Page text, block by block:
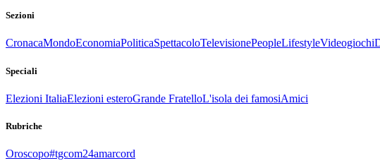
Sezioni
CronacaMondoEconomiaPoliticaSpettacoloTelevisionePeopleLifestyleVideogiochi
Speciali
Elezioni ItaliaElezioni esteroGrande FratelloL'isola dei famosiAmici
Rubriche
Oroscopo#tgcom24amarcord